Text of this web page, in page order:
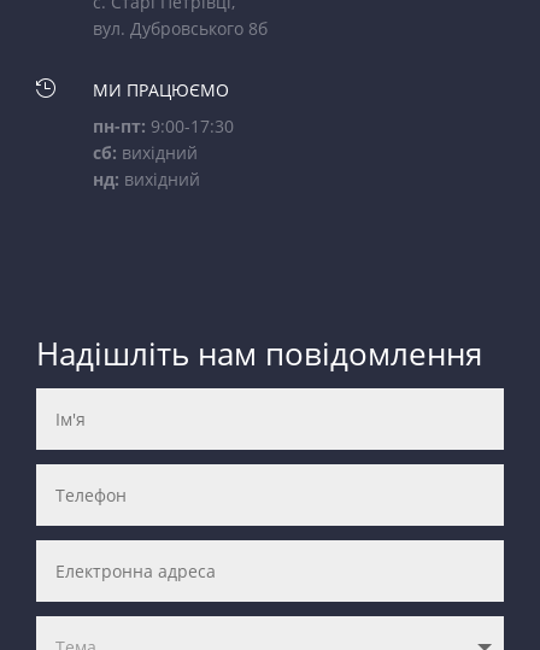
вул. Дубровського 8б

МИ ПРАЦЮЄМО
пн-пт: 9:00-17:30
сб: вихідний
нд: вихідний
Надішліть нам повідомлення